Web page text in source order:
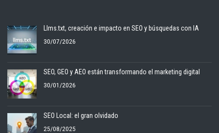
Llms.txt, creación e impacto en SEO y búsquedas con IA
30/07/2026
SEO, GEO y AEO están transformando el marketing digital
30/01/2026
SEO Local: el gran olvidado
25/08/2025